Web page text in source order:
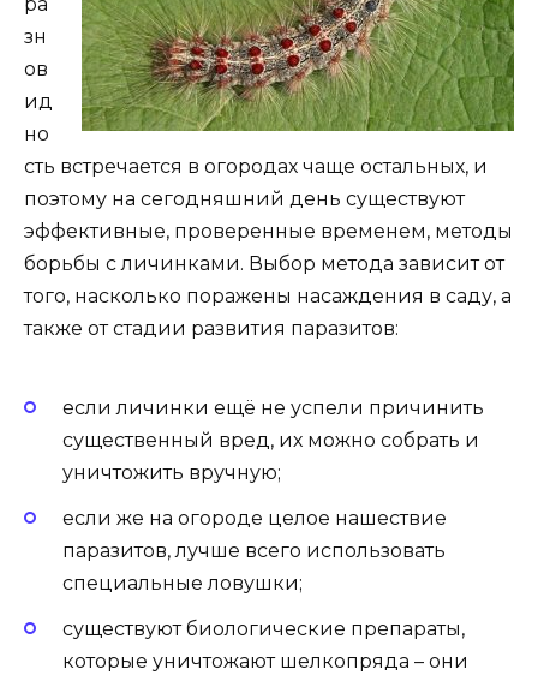
ра
зн
ов
ид
но
сть встречается в огородах чаще остальных, и
поэтому на сегодняшний день существуют
эффективные, проверенные временем, методы
борьбы с личинками. Выбор метода зависит от
того, насколько поражены насаждения в саду, а
также от стадии развития паразитов:
если личинки ещё не успели причинить
существенный вред, их можно собрать и
уничтожить вручную;
если же на огороде целое нашествие
паразитов, лучше всего использовать
специальные ловушки;
существуют биологические препараты,
которые уничтожают шелкопряда – они